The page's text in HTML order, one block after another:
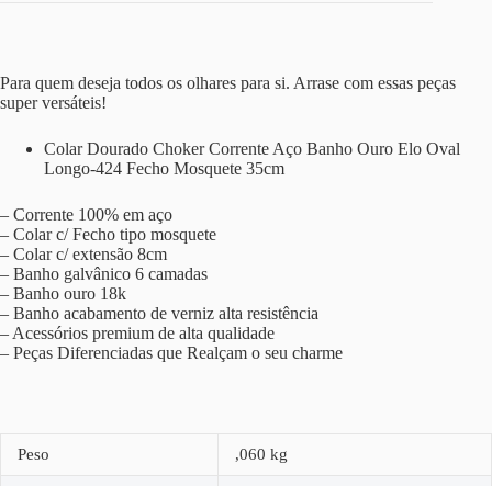
Para quem deseja todos os olhares para si. Arrase com essas peças
super versáteis!
Colar Dourado Choker Corrente Aço Banho Ouro Elo Oval
Longo-424 Fecho Mosquete 35cm
– Corrente 100% em aço
– Colar c/ Fecho tipo mosquete
– Colar c/ extensão 8cm
– Banho galvânico 6 camadas
– Banho ouro 18k
– Banho acabamento de verniz alta resistência
– Acessórios premium de alta qualidade
– Peças Diferenciadas que Realçam o seu charme
Peso ,060 kg